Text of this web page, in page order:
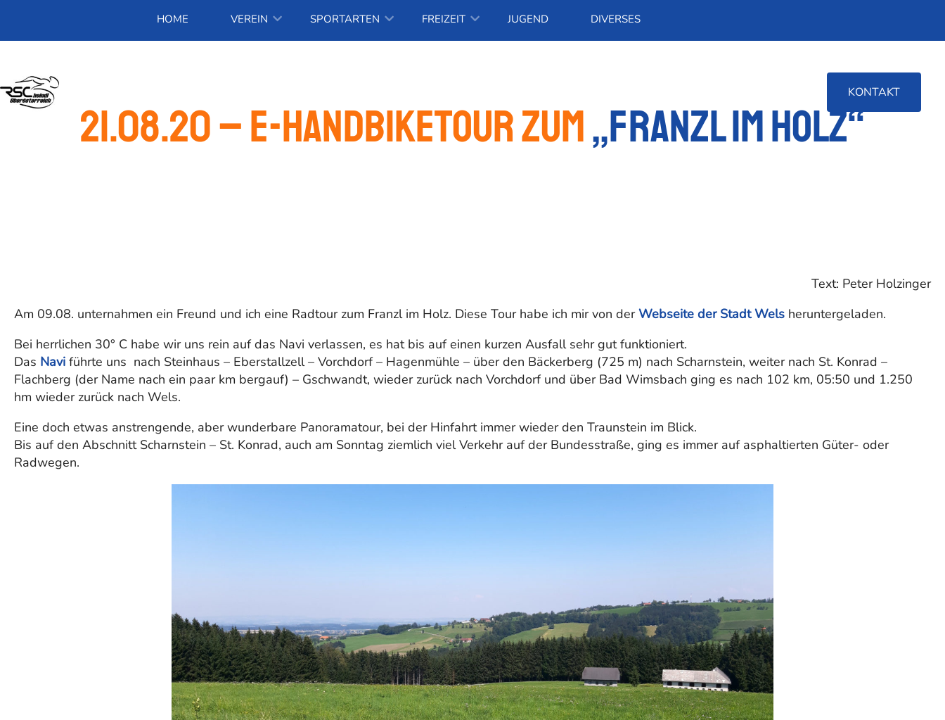
HOME VEREIN SPORTARTEN FREIZEIT JUGEND DIVERSES
KONTAKT
21.08.20 – E-Handbiketour zum„Franzl im Holz“
Text: Peter Holzinger
Am 09.08. unternahmen ein Freund und ich eine Radtour zum Franzl im Holz. Diese Tour habe ich mir von derWebseite der Stadt Wels heruntergeladen.
Bei herrlichen 30° C habe wir uns rein auf das Navi verlassen, es hat bis auf einen kurzen Ausfall sehr gut funktioniert.
Das Navi führte uns nach Steinhaus – Eberstallzell – Vorchdorf – Hagenmühle – über den Bäckerberg (725 m) nach Scharnstein, weiter nach St. Konrad –
Flachberg (der Name nach ein paar km bergauf) – Gschwandt, wieder zurück nach Vorchdorf und über Bad Wimsbach ging es nach 102 km, 05:50 und 1.250
hm wieder zurück nach Wels.
Eine doch etwas anstrengende, aber wunderbare Panoramatour, bei der Hinfahrt immer wieder den Traunstein im Blick.
Bis auf den Abschnitt Scharnstein – St. Konrad, auch am Sonntag ziemlich viel Verkehr auf der Bundesstraße, ging es immer auf asphaltierten Güter- oder
Radwegen.